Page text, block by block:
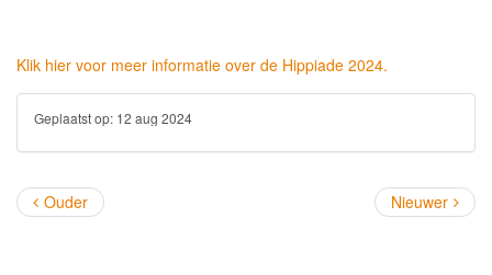
Klik hier voor meer informatie over de Hippiade 2024.
Geplaatst op: 12 aug 2024
Ouder Nieuwer